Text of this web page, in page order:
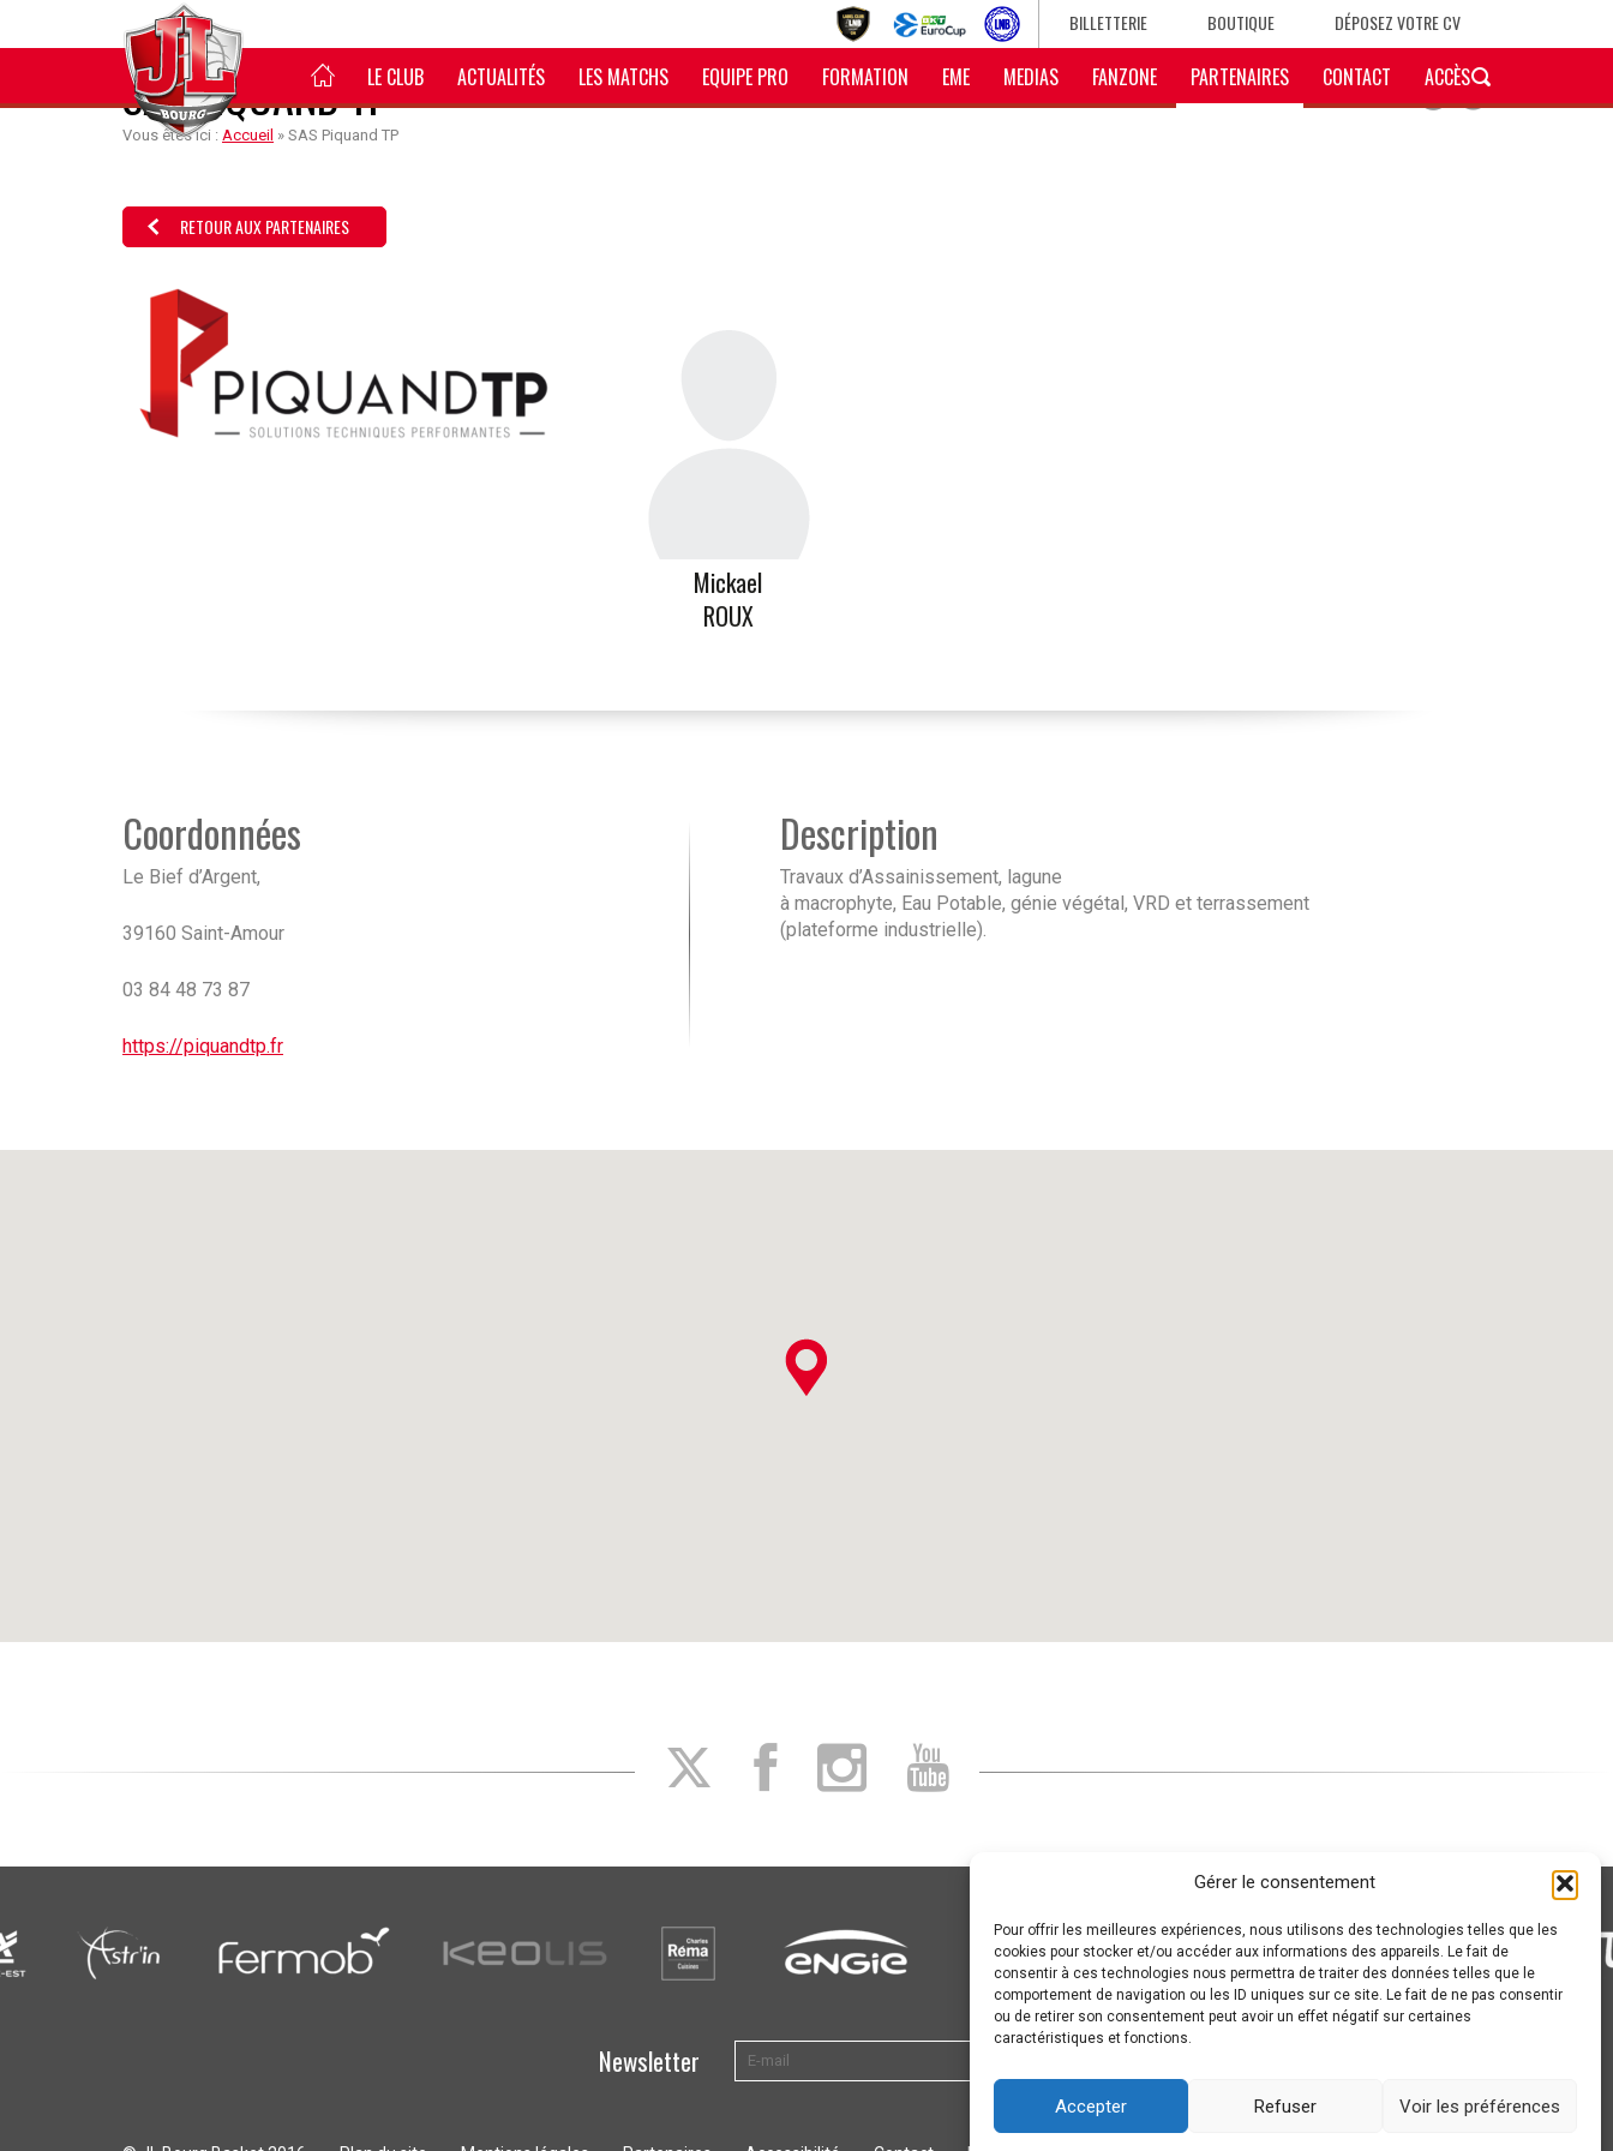
Gérer le consentement
Pour offrir les meilleures expériences, nous utilisons des technologies telles que les
cookies pour stocker et/ou accéder aux informations des appareils. Le fait de
consentir à ces technologies nous permettra de traiter des données telles que le
comportement de navigation ou les ID uniques sur ce site. Le fait de ne pas consentir
ou de retirer son consentement peut avoir un effet négatif sur certaines
caractéristiques et fonctions.
Accepter Refuser Voir les préférences
BILLETTERIE BOUTIQUE DÉPOSEZ VOTRE CV
LE CLUB ACTUALITÉS LES MATCHS EQUIPE PRO FORMATION EME MEDIAS FANZONE PARTENAIRES CONTACT ACCÈS
SAS PIQUAND TP
Vous êtes ici : Accueil » SAS Piquand TP
RETOUR AUX PARTENAIRES
Mickael
ROUX
Coordonnées
Le Bief d’Argent,
39160 Saint-Amour
03 84 48 73 87
https://piquandtp.fr
Description
Travaux d’Assainissement, lagune
à macrophyte, Eau Potable, génie végétal, VRD et terrassement
(plateforme industrielle).
Newsletter